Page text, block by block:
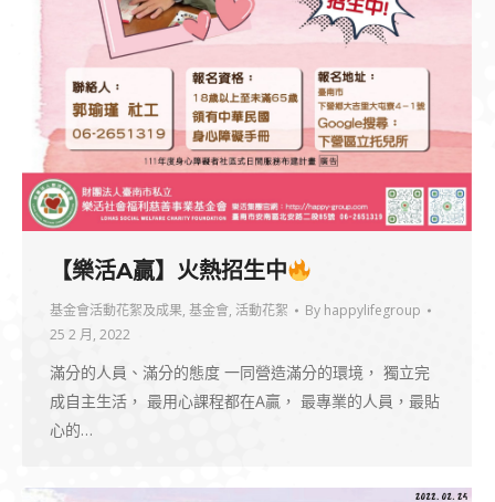
【樂活A贏】火熱招生中
基金會活動花絮及成果, 基金會, 活動花絮 By happylifegroup
25 2 月, 2022
滿分的人員、滿分的態度 一同營造滿分的環境， 獨立完
成自主生活， 最用心課程都在A贏， 最專業的人員，最貼
心的…